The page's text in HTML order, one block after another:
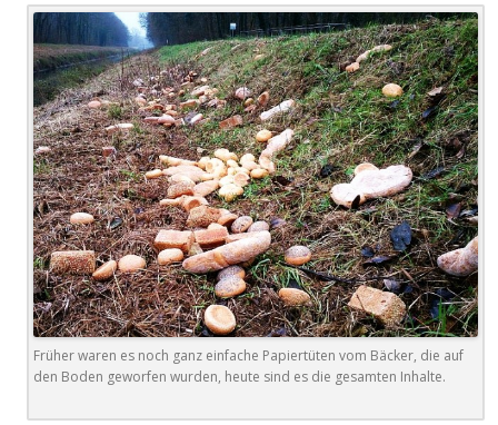
Früher waren es noch ganz einfache Papiertüten vom Bäcker, die auf
den Boden geworfen wurden, heute sind es die gesamten Inhalte.